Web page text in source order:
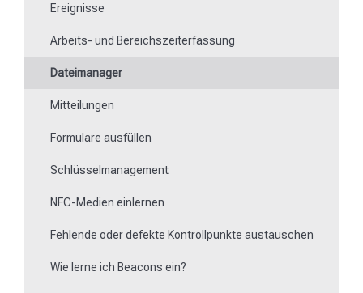
Ereignisse
Arbeits- und Bereichszeiterfassung
Dateimanager
Mitteilungen
Formulare ausfüllen
Schlüsselmanagement
NFC-Medien einlernen
Fehlende oder defekte Kontrollpunkte austauschen
Wie lerne ich Beacons ein?